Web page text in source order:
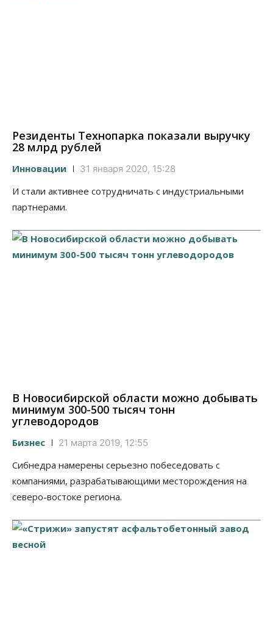
Резиденты Технопарка показали выручку
28 млрд рублей
Инновации 31 января 2020, 15:28
И стали активнее сотрудничать с индустриальными
партнерами.
В Новосибирской области можно добывать
минимум 300-500 тысяч тонн
углеводородов
Бизнес 21 марта 2019, 12:55
Сибнедра намерены серьезно побеседовать с
компаниями, разрабатывающими месторождения на
северо-востоке региона.